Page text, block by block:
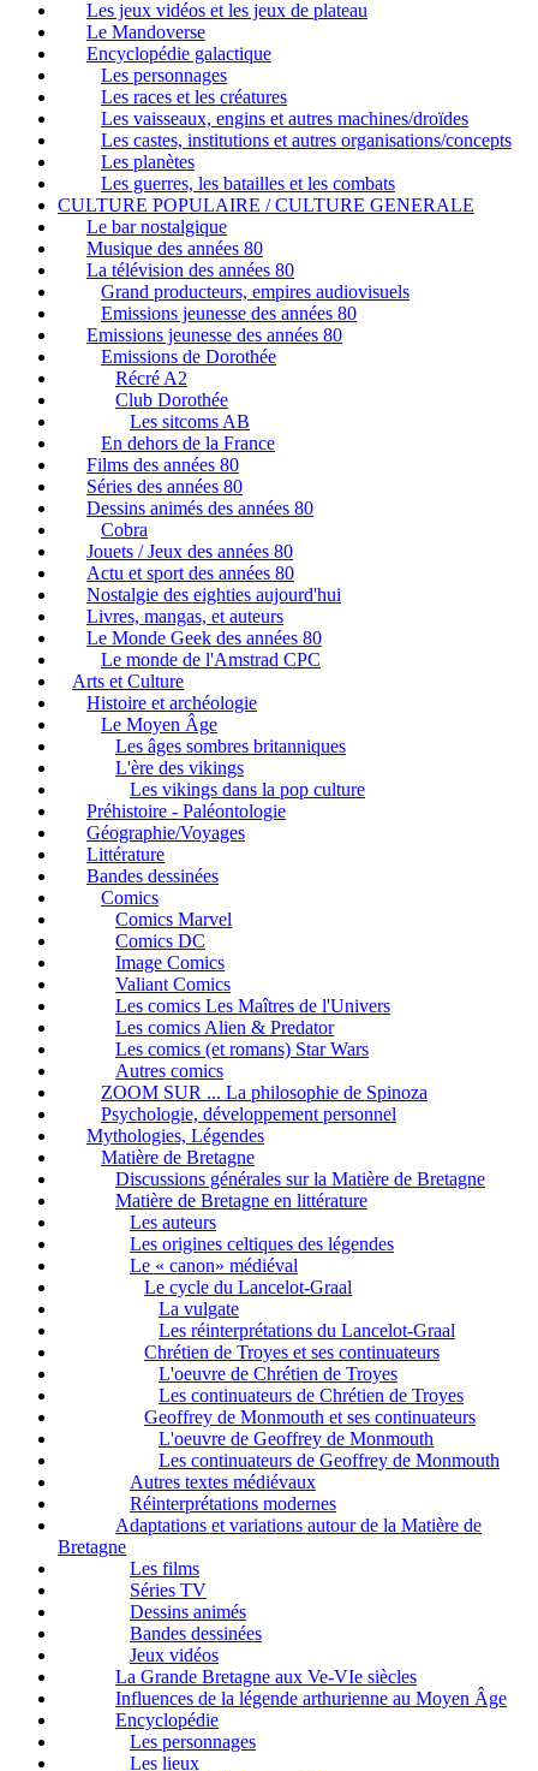
Les jeux vidéos et les jeux de plateau
Le Mandoverse
Encyclopédie galactique
Les personnages
Les races et les créatures
Les vaisseaux, engins et autres machines/droïdes
Les castes, institutions et autres organisations/concepts
Les planètes
Les guerres, les batailles et les combats
CULTURE POPULAIRE / CULTURE GENERALE
Le bar nostalgique
Musique des années 80
La télévision des années 80
Grand producteurs, empires audiovisuels
Emissions jeunesse des années 80
Emissions jeunesse des années 80
Emissions de Dorothée
Récré A2
Club Dorothée
Les sitcoms AB
En dehors de la France
Films des années 80
Séries des années 80
Dessins animés des années 80
Cobra
Jouets / Jeux des années 80
Actu et sport des années 80
Nostalgie des eighties aujourd'hui
Livres, mangas, et auteurs
Le Monde Geek des années 80
Le monde de l'Amstrad CPC
Arts et Culture
Histoire et archéologie
Le Moyen Âge
Les âges sombres britanniques
L'ère des vikings
Les vikings dans la pop culture
Préhistoire - Paléontologie
Géographie/Voyages
Littérature
Bandes dessinées
Comics
Comics Marvel
Comics DC
Image Comics
Valiant Comics
Les comics Les Maîtres de l'Univers
Les comics Alien & Predator
Les comics (et romans) Star Wars
Autres comics
ZOOM SUR ... La philosophie de Spinoza
Psychologie, développement personnel
Mythologies, Légendes
Matière de Bretagne
Discussions générales sur la Matière de Bretagne
Matière de Bretagne en littérature
Les auteurs
Les origines celtiques des légendes
Le « canon» médiéval
Le cycle du Lancelot-Graal
La vulgate
Les réinterprétations du Lancelot-Graal
Chrétien de Troyes et ses continuateurs
L'oeuvre de Chrétien de Troyes
Les continuateurs de Chrétien de Troyes
Geoffrey de Monmouth et ses continuateurs
L'oeuvre de Geoffrey de Monmouth
Les continuateurs de Geoffrey de Monmouth
Autres textes médiévaux
Réinterprétations modernes
Adaptations et variations autour de la Matière de
Bretagne
Les films
Séries TV
Dessins animés
Bandes dessinées
Jeux vidéos
La Grande Bretagne aux Ve-VIe siècles
Influences de la légende arthurienne au Moyen Âge
Encyclopédie
Les personnages
Les lieux